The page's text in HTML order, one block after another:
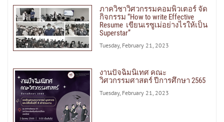
ภาควิชาวิศวกรรมคอมพิวเตอร์ จัด
กิจกรรม “How to write Effective
Resume เขียนเรซูเม่อย่างไรให้เป็น
Superstar”
Tuesday, February 21, 2023
งานปัจฉิมนิเทศ คณะ
วิศวกรรมศาสตร์ ปีการศึกษา 2565
Tuesday, February 21, 2023